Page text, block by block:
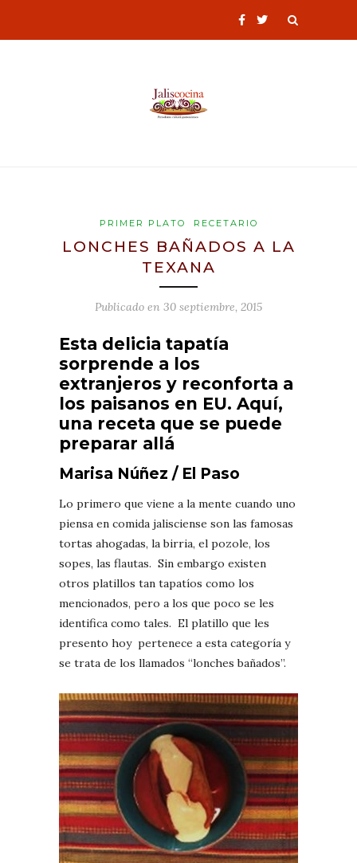
PRIMER PLATO RECETARIO
LONCHES BAÑADOS A LA
TEXANA
Publicado en 30 septiembre, 2015
Esta delicia tapatía
sorprende a los
extranjeros y reconforta a
los paisanos en EU. Aquí,
una receta que se puede
preparar allá
Marisa Núñez / El Paso
Lo primero que viene a la mente cuando uno
piensa en comida jalisciense son las famosas
tortas ahogadas, la birria, el pozole, los
sopes, las flautas. Sin embargo existen
otros platillos tan tapatíos como los
mencionados, pero a los que poco se les
identifica como tales. El platillo que les
presento hoy pertenece a esta categoría y
se trata de los llamados “lonches bañados”.